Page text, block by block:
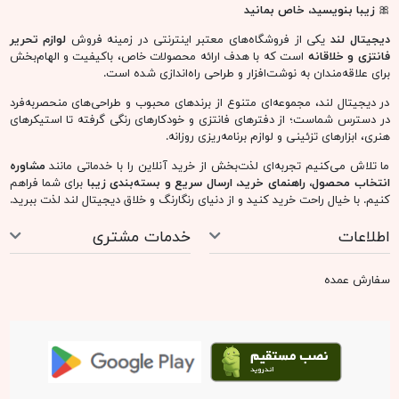
🎀زیبا بنویسید، خاص بمانید
دیجیتال لند یکی از فروشگاه‌های معتبر اینترنتی در زمینه فروش لوازم تحریر
فانتزی و خلاقانه است که با هدف ارائه محصولات خاص، باکیفیت و الهام‌بخش
برای علاقه‌مندان به نوشت‌افزار و طراحی راه‌اندازی شده است.
در دیجیتال لند، مجموعه‌ای متنوع از برندهای محبوب و طراحی‌های منحصربه‌فرد
در دسترس شماست؛ از دفترهای فانتزی و خودکارهای رنگی گرفته تا استیکرهای
هنری، ابزارهای تزئینی و لوازم برنامه‌ریزی روزانه.
ما تلاش می‌کنیم تجربه‌ای لذت‌بخش از خرید آنلاین را با خدماتی مانندمشاوره
انتخاب محصول، راهنمای خرید، ارسال سریع و بسته‌بندی زیبا برای شما فراهم
کنیم. با خیال راحت خرید کنید و از دنیای رنگارنگ و خلاق دیجیتال لند لذت ببرید.
اطلاعات خدمات مشتری
سفارش عمده